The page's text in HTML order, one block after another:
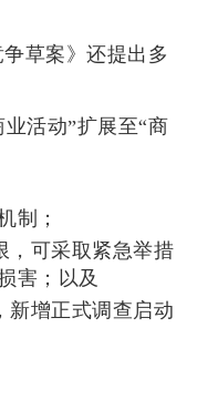
草案》还提出多
活动”扩展至“商
制；
，可采取紧急举措
害；以及
新增正式调查启动